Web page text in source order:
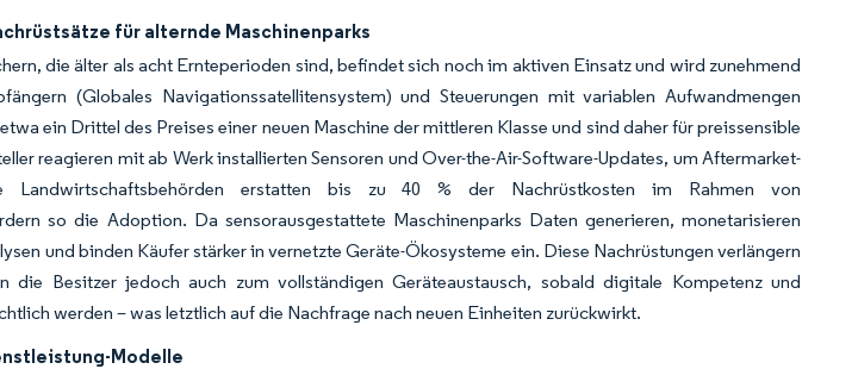
für alternde Maschinenparks
die älter als acht Ernteperioden sind, befindet sich noch im aktiven Einsatz und wird zunehmend
(Globales Navigationssatellitensystem) und Steuerungen mit variablen Aufwandmengen
ein Drittel des Preises einer neuen Maschine der mittleren Klasse und sind daher für preissensible
reagieren mit ab Werk installierten Sensoren und Over-the-Air-Software-Updates, um Aftermarket-
Landwirtschaftsbehörden erstatten bis zu 40 % der Nachrüstkosten im Rahmen von
so die Adoption. Da sensorausgestattete Maschinenparks Daten generieren, monetarisieren
und binden Käufer stärker in vernetzte Geräte-Ökosysteme ein. Diese Nachrüstungen verlängern
die Besitzer jedoch auch zum vollständigen Geräteaustausch, sobald digitale Kompetenz und
werden – was letztlich auf die Nachfrage nach neuen Einheiten zurückwirkt.
Modelle